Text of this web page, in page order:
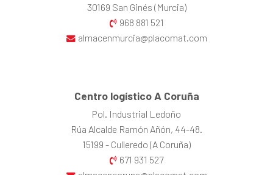
30169 San Ginés (Murcia)
968 881 521
almacenmurcia@placomat.com
Centro logístico A Coruña
Pol. Industrial Ledoño
Rúa Alcalde Ramón Añón, 44-48.
15199 - Culleredo (A Coruña)
671 931 527